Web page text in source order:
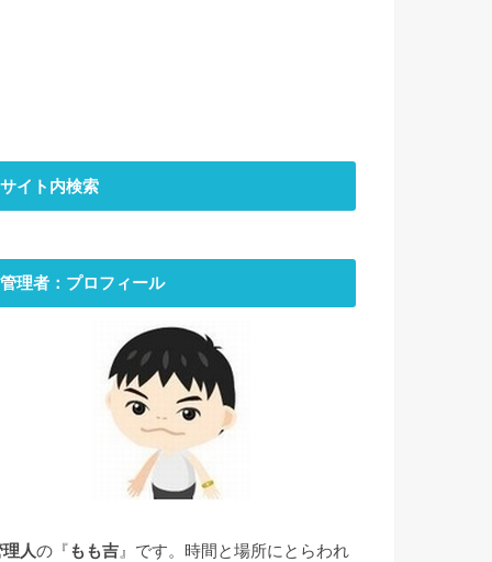
サイト内検索
管理者：プロフィール
理人の『もも吉』です。時間と場所にとらわれ